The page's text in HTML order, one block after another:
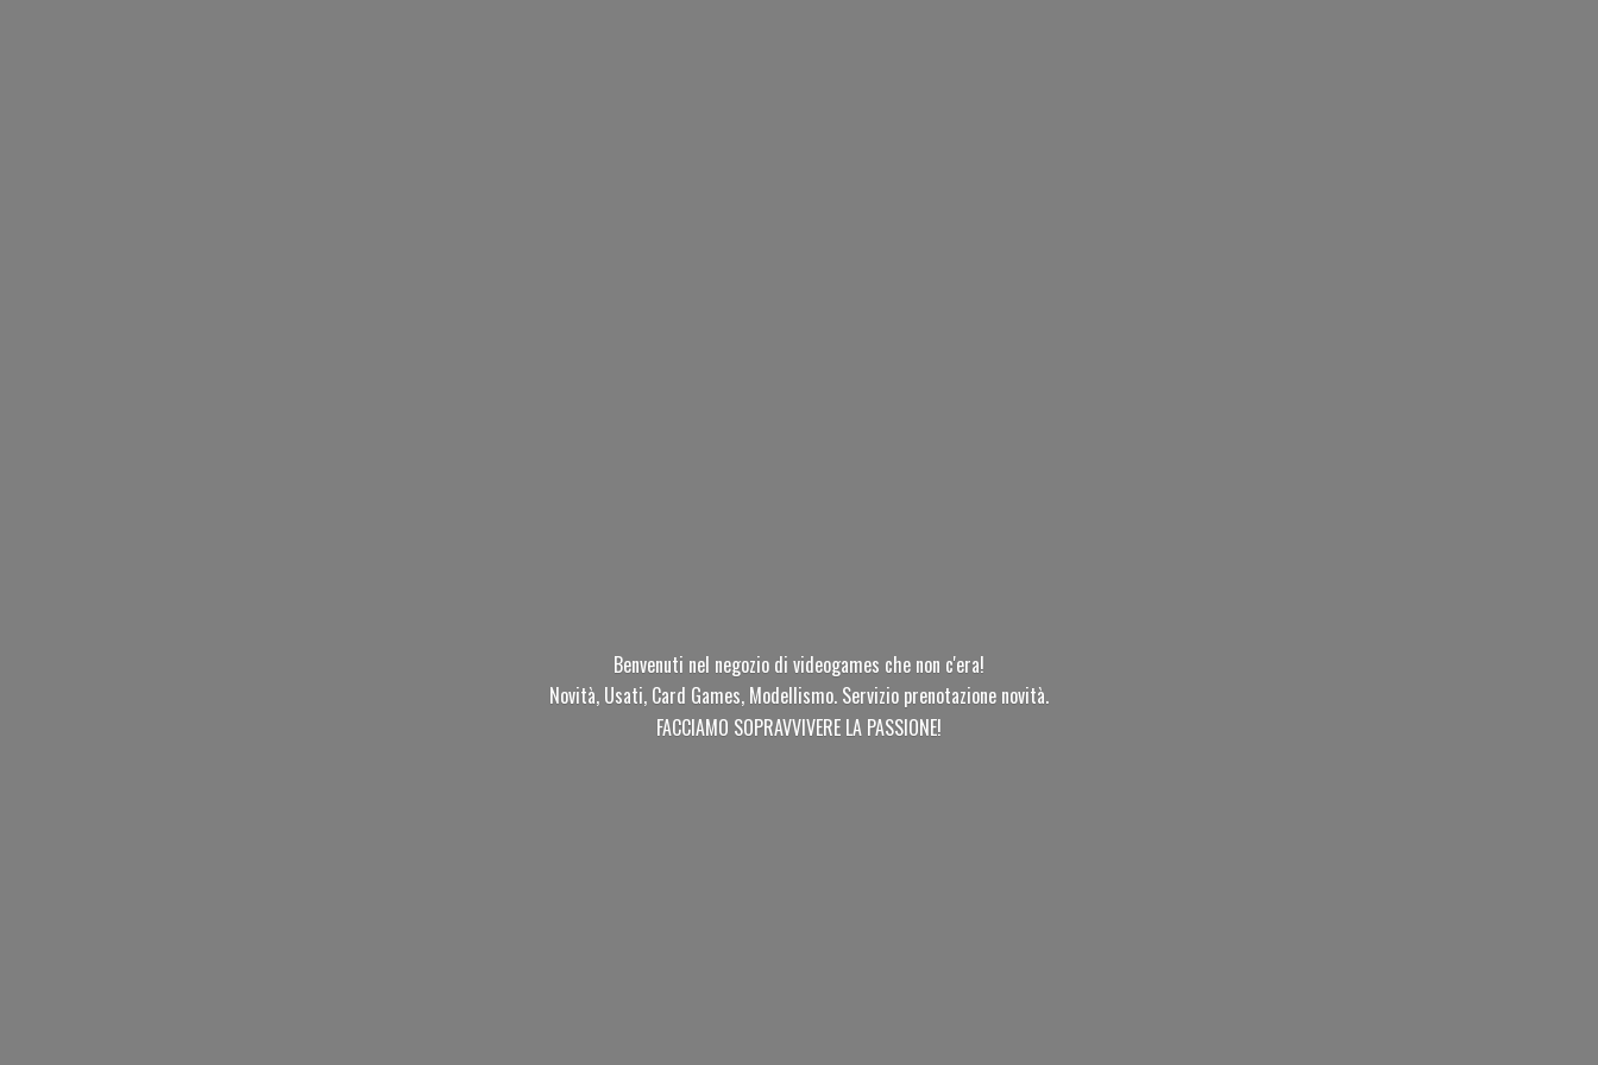
Benvenuti nel negozio di videogames che non c'era!
Novità, Usati, Card Games, Modellismo. Servizio prenotazione novità.
FACCIAMO SOPRAVVIVERE LA PASSIONE!